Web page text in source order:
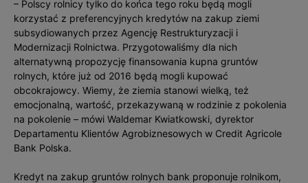
– Polscy rolnicy tylko do końca tego roku będą mogli
korzystać z preferencyjnych kredytów na zakup ziemi
subsydiowanych przez Agencję Restrukturyzacji i
Modernizacji Rolnictwa. Przygotowaliśmy dla nich
alternatywną propozycję finansowania kupna gruntów
rolnych, które już od 2016 będą mogli kupować
obcokrajowcy. Wiemy, że ziemia stanowi wielką, też
emocjonalną, wartość, przekazywaną w rodzinie z pokolenia
na pokolenie – mówi Waldemar Kwiatkowski, dyrektor
Departamentu Klientów Agrobiznesowych w Credit Agricole
Bank Polska.
Kredyt na zakup gruntów rolnych bank proponuje rolnikom,